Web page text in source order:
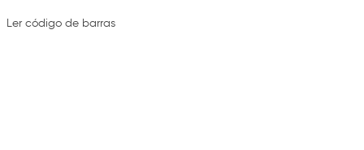
Ler código de barras